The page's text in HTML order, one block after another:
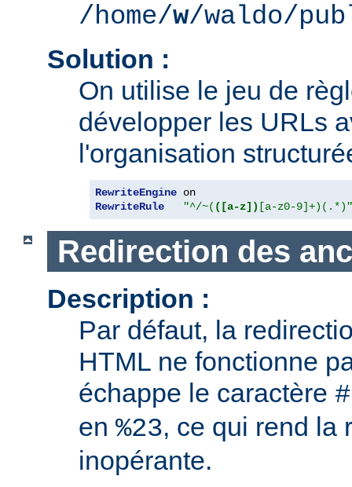
/home/w/waldo/
Solution :
On utilise le jeu de
développer les URLs
l'organisation
RewriteEngine
RewriteRule
"^/~( ([a-z]) [a-z0-9]+)(.*)"
Redirection des
Description :
Par défaut, la
HTML ne fonctionne
échappe le caractère #
en %23, ce qui rend la
inopérante.